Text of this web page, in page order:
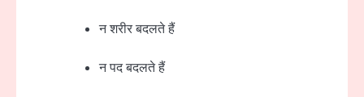
न शरीर बदलते हैं
न पद बदलते हैं